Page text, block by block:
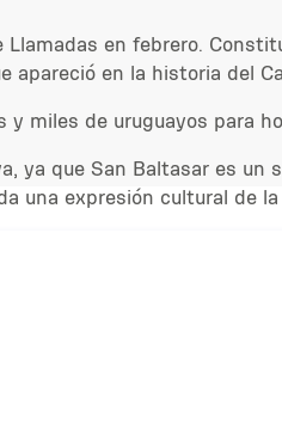
en febrero.
en la historia del
miles de uruguayos para
ya que San Baltasar es
una expresión cultural de